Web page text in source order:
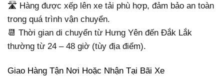
🛣️ Hàng được xếp lên xe tải phù hợp, đảm bảo an toàn
trong quá trình vận chuyển.
📆 Thời gian di chuyển từ Hưng Yên đến Đắk Lắk
thường từ 24 – 48 giờ (tùy địa điểm).
Giao Hàng Tận Nơi Hoặc Nhận Tại Bãi Xe